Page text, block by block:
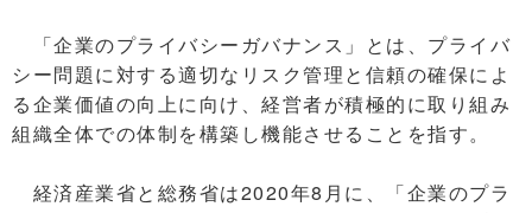
「企業のプライバシーガバナンス」とは、プライバ
シー問題に対する適切なリスク管理と信頼の確保によ
る企業価値の向上に向け、経営者が積極的に取り組み
組織全体での体制を構築し機能させることを指す。
経済産業省と総務省は2020年8月に、「企業のプラ